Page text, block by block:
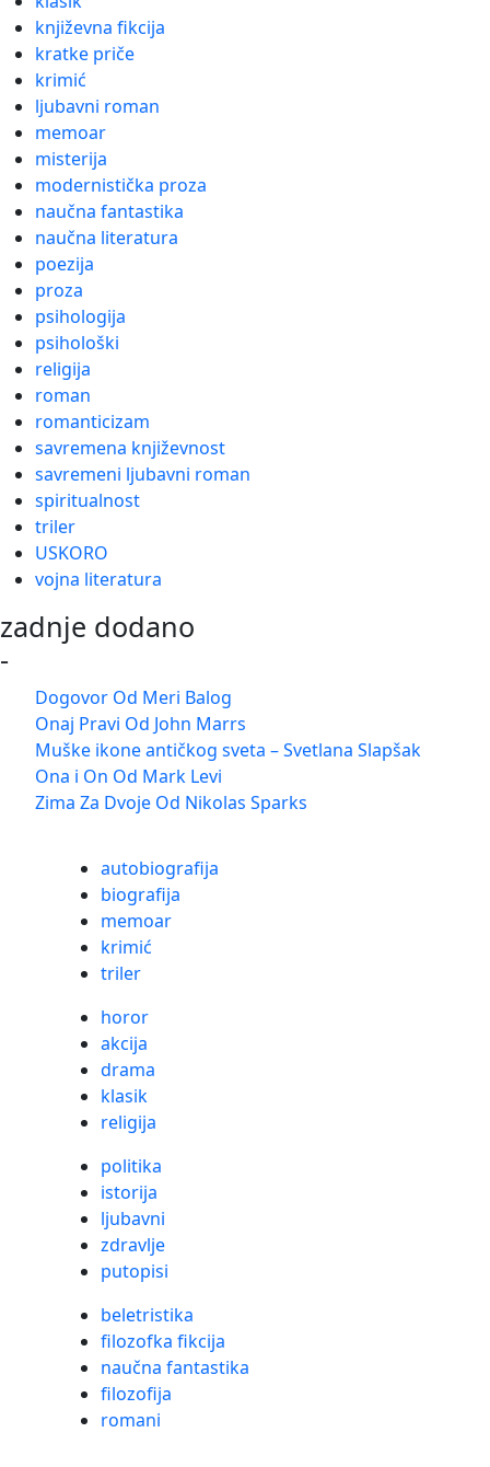
književna fikcija
kratke priče
krimić
ljubavni roman
memoar
misterija
modernistička proza
naučna fantastika
naučna literatura
poezija
proza
psihologija
psihološki
religija
roman
romanticizam
savremena književnost
savremeni ljubavni roman
spiritualnost
triler
USKORO
vojna literatura
zadnje dodano
-
Dogovor Od Meri Balog
Onaj Pravi Od John Marrs
Muške ikone antičkog sveta – Svetlana Slapšak
Ona i On Od Mark Levi
Zima Za Dvoje Od Nikolas Sparks
autobiografija
biografija
memoar
krimić
triler
horor
akcija
drama
klasik
religija
politika
istorija
ljubavni
zdravlje
putopisi
beletristika
filozofka fikcija
naučna fantastika
filozofija
romani